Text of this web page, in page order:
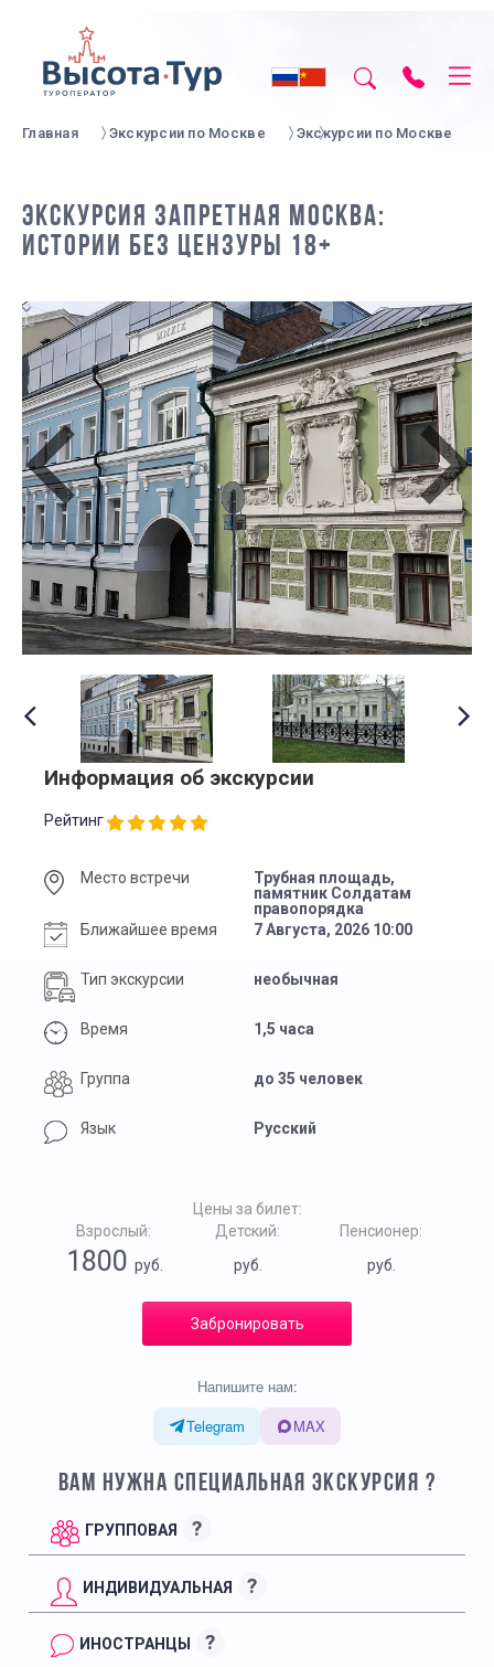
Главная Экскурсии по Москве Экскурсии по Москве
ЭКСКУРСИЯ ЗАПРЕТНАЯ МОСКВА:
ИСТОРИИ БЕЗ ЦЕНЗУРЫ 18+
Информация об экскурсии
Рейтинг
Место встречи
Трубная площадь,
памятник Солдатам
правопорядка
Ближайшее время
7 Августа, 2026 10:00
Тип экскурсии необычная
Время 1,5 часа
Группа до 35 человек
Язык Русский
Цены за билет:
Взрослый:
1800 руб.
Детский:
руб.
Пенсионер:
руб.
Забронировать
Напишите нам:
Telegram
MAX
ВАМ НУЖНА СПЕЦИАЛЬНАЯ ЭКСКУРСИЯ ?
ГРУППОВАЯ ?
ИНДИВИДУАЛЬНАЯ ?
ИНОСТРАНЦЫ ?